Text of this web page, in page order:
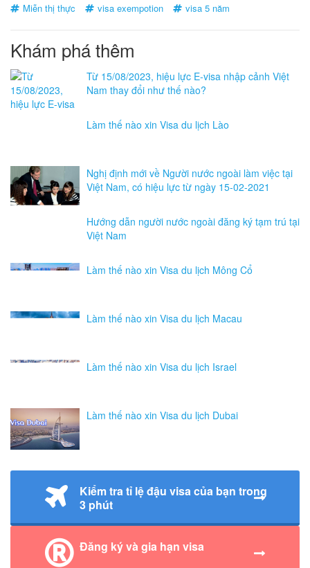
Miễn thị thực visa exempotion visa 5 năm
Khám phá thêm
Từ 15/08/2023, hiệu lực E-visa nhập cảnh Việt
Nam thay đổi như thế nào?
Làm thế nào xin Visa du lịch Lào
Nghị định mới về Người nước ngoài làm việc tại
Việt Nam, có hiệu lực từ ngày 15-02-2021
Hướng dẫn người nước ngoài đăng ký tạm trú tại
Việt Nam
Làm thế nào xin Visa du lịch Mông Cổ
Làm thế nào xin Visa du lịch Macau
Làm thế nào xin Visa du lịch Israel
Làm thế nào xin Visa du lịch Dubai
Kiểm tra tỉ lệ đậu visa của bạn trong
3 phút
Đăng ký và gia hạn visa